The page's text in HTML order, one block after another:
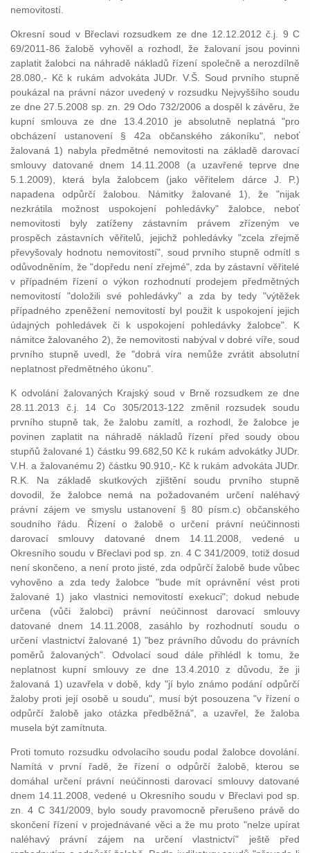
nemovitostí.
Okresní soud v Břeclavi rozsudkem ze dne 12.12.2012 č.j. 9 C
69/2011-86 žalobě vyhověl a rozhodl, že žalovaní jsou povinni
zaplatit žalobci na náhradě nákladů řízení společně a nerozdílně
28.080,- Kč k rukám advokáta JUDr. V.Š. Soud prvního stupně
poukázal na právní názor uvedený v rozsudku Nejvyššího soudu
ze dne 27.5.2008 sp. zn. 29 Odo 732/2006 a dospěl k závěru, že
kupní smlouva ze dne 13.4.2010 je absolutně neplatná "pro
obcházení ustanovení § 42a občanského zákoníku", neboť
žalovaná 1) nabyla předmětné nemovitosti na základě darovací
smlouvy datované dnem 14.11.2008 (a uzavřené teprve dne
5.1.2009), která byla žalobcem (jako věřitelem dárce J. P.)
napadena odpůrčí žalobou. Námitky žalované 1), že "nijak
nezkrátila možnost uspokojení pohledávky" žalobce, neboť
nemovitosti byly zatíženy zástavním právem zřízeným ve
prospěch zástavních věřitelů, jejichž pohledávky "zcela zřejmě
převyšovaly hodnotu nemovitostí", soud prvního stupně odmítl s
odůvodněním, že "dopředu není zřejmé", zda by zástavní věřitelé
v případném řízení o výkon rozhodnutí prodejem předmětných
nemovitostí "doložili své pohledávky" a zda by tedy "výtěžek
případného zpeněžení nemovitostí byl použit k uspokojení jejich
údajných pohledávek či k uspokojení pohledávky žalobce". K
námitce žalovaného 2), že nemovitosti nabýval v dobré víře, soud
prvního stupně uvedl, že "dobrá víra nemůže zvrátit absolutní
neplatnost předmětného úkonu".
K odvolání žalovaných Krajský soud v Brně rozsudkem ze dne
28.11.2013 č.j. 14 Co 305/2013-122 změnil rozsudek soudu
prvního stupně tak, že žalobu zamítl, a rozhodl, že žalobce je
povinen zaplatit na náhradě nákladů řízení před soudy obou
stupňů žalované 1) částku 99.682,50 Kč k rukám advokátky JUDr.
V.H. a žalovanému 2) částku 90.910,- Kč k rukám advokáta JUDr.
R.K. Na základě skutkových zjištění soudu prvního stupně
dovodil, že žalobce nemá na požadovaném určení naléhavý
právní zájem ve smyslu ustanovení § 80 písm.c) občanského
soudního řádu. Řízení o žalobě o určení právní neúčinnosti
darovací smlouvy datované dnem 14.11.2008, vedené u
Okresního soudu v Břeclavi pod sp. zn. 4 C 341/2009, totiž dosud
není skončeno, a není proto jisté, zda odpůrčí žalobě bude vůbec
vyhověno a zda tedy žalobce "bude mít oprávnění vést proti
žalované 1) jako vlastnici nemovitostí exekuci"; dokud nebude
určena (vůči žalobci) právní neúčinnost darovací smlouvy
datované dnem 14.11.2008, zasáhlo by rozhodnutí soudu o
určení vlastnictví žalované 1) "bez právního důvodu do právních
poměrů žalovaných". Odvolací soud dále přihlédl k tomu, že
neplatnost kupní smlouvy ze dne 13.4.2010 z důvodu, že ji
žalovaná 1) uzavřela v době, kdy "jí bylo známo podání odpůrčí
žaloby proti její osobě u soudu", musí být posouzena "v řízení o
odpůrčí žalobě jako otázka předběžná", a uzavřel, že žaloba
musela být zamítnuta.
Proti tomuto rozsudku odvolacího soudu podal žalobce dovolání.
Namítá v první řadě, že řízení o odpůrčí žalobě, kterou se
domáhal určení právní neúčinnosti darovací smlouvy datované
dnem 14.11.2008, vedené u Okresního soudu v Břeclavi pod sp.
zn. 4 C 341/2009, bylo soudy pravomocně přerušeno právě do
skončení řízení v projednávané věci a že mu proto "nelze upírat
naléhavý právní zájem na určení vlastnictví" ještě před